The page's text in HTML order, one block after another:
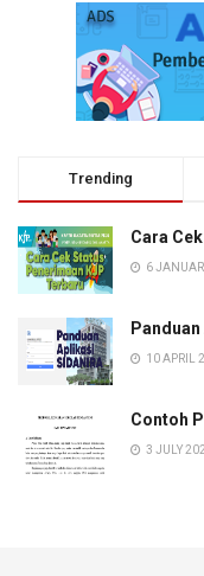
Trending
Cara
6
10 APRIL
Contoh
3 JULY